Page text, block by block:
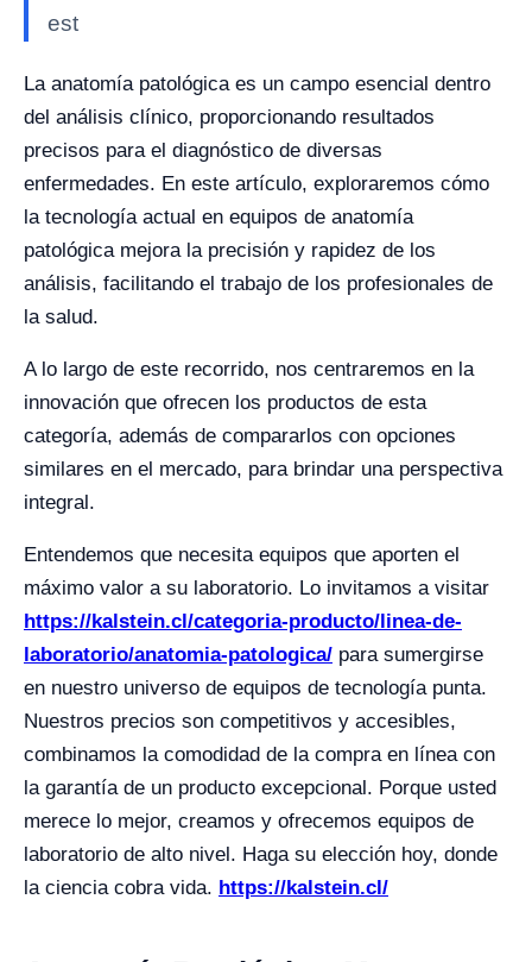
est
La anatomía patológica es un campo esencial dentro
del análisis clínico, proporcionando resultados
precisos para el diagnóstico de diversas
enfermedades. En este artículo, exploraremos cómo
la tecnología actual en equipos de anatomía
patológica mejora la precisión y rapidez de los
análisis, facilitando el trabajo de los profesionales de
la salud.
A lo largo de este recorrido, nos centraremos en la
innovación que ofrecen los productos de esta
categoría, además de compararlos con opciones
similares en el mercado, para brindar una perspectiva
integral.
Entendemos que necesita equipos que aporten el
máximo valor a su laboratorio. Lo invitamos a visitar
https://kalstein.cl/categoria-producto/linea-de-
laboratorio/anatomia-patologica/ para sumergirse
en nuestro universo de equipos de tecnología punta.
Nuestros precios son competitivos y accesibles,
combinamos la comodidad de la compra en línea con
la garantía de un producto excepcional. Porque usted
merece lo mejor, creamos y ofrecemos equipos de
laboratorio de alto nivel. Haga su elección hoy, donde
la ciencia cobra vida. https://kalstein.cl/